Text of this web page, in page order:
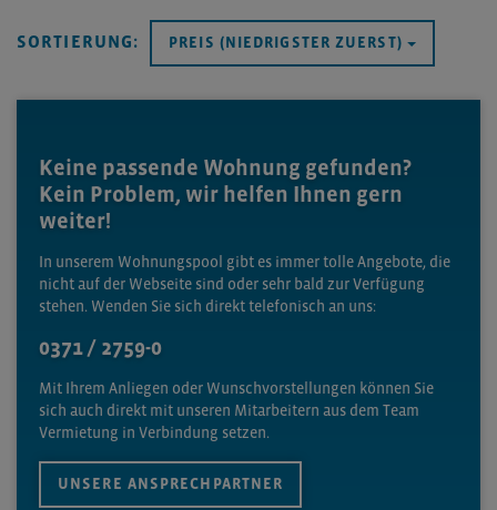
SORTIERUNG: PREIS (NIEDRIGSTER ZUERST)
Keine passende Wohnung gefunden?
Kein Problem, wir helfen Ihnen gern
weiter!
In unserem Wohnungspool gibt es immer tolle Angebote, die
nicht auf der Webseite sind oder sehr bald zur Verfügung
stehen. Wenden Sie sich direkt telefonisch an uns:
0371 / 2759-0
Mit Ihrem Anliegen oder Wunschvorstellungen können Sie
sich auch direkt mit unseren Mitarbeitern aus dem Team
Vermietung in Verbindung setzen.
UNSERE ANSPRECHPARTNER